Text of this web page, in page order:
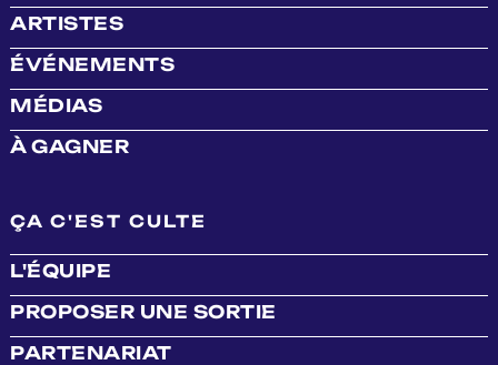
ARTISTES
ÉVÉNEMENTS
MÉDIAS
À GAGNER
ÇA C'EST CULTE
L'ÉQUIPE
PROPOSER UNE SORTIE
PARTENARIAT